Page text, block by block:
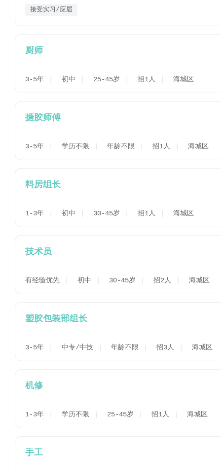
接受实习/应届
厨师
3-5年 初中 25-45岁 招1人 海城区
搪胶师傅
3-5年 学历不限 年龄不限 招1人 海城区
料房组长
1-3年 初中 30-45岁 招1人 海城区
技术员
有经验优先 初中 30-45岁 招2人 海城区
塑胶包装部组长
3-5年 中专/中技 年龄不限 招3人 海城区
机修
1-3年 学历不限 25-45岁 招1人 海城区
手工